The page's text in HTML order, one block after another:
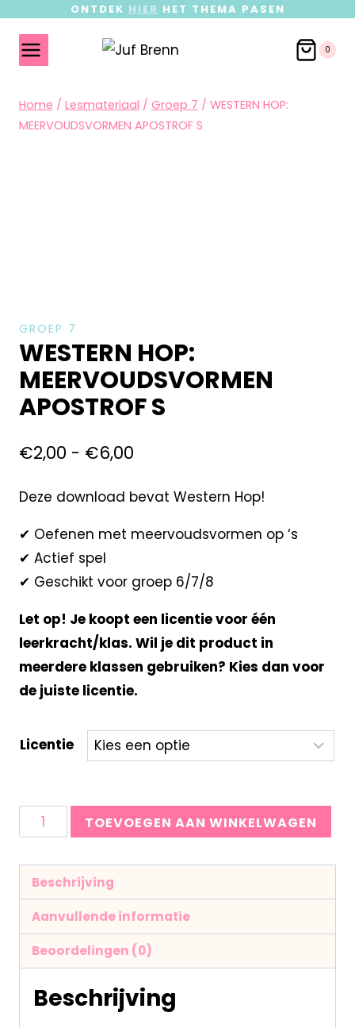
ONTDEK HIER HET THEMA PASEN
0
Home / Lesmateriaal / Groep 7 / WESTERN HOP:
MEERVOUDSVORMEN APOSTROF S
GROEP 7
WESTERN HOP:
MEERVOUDSVORMEN
APOSTROF S
€2,00 - €6,00
Deze download bevat Western Hop!
✔ Oefenen met meervoudsvormen op ‘s
✔ Actief spel
✔ Geschikt voor groep 6/7/8
Let op! Je koopt een licentie voor één
leerkracht/klas. Wil je dit product in
meerdere klassen gebruiken? Kies dan voor
de juiste licentie.
Licentie
TOEVOEGEN AAN WINKELWAGEN
Beschrijving
Aanvullende informatie
Beoordelingen (0)
Beschrijving